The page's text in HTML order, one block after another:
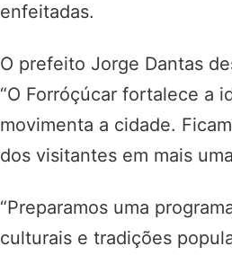
enfeitadas.
O prefeito Jorge Dantas
“O Forróçúcar fortalece a
movimenta a cidade.
dos visitantes em mais
“Preparamos uma
culturais e tradições